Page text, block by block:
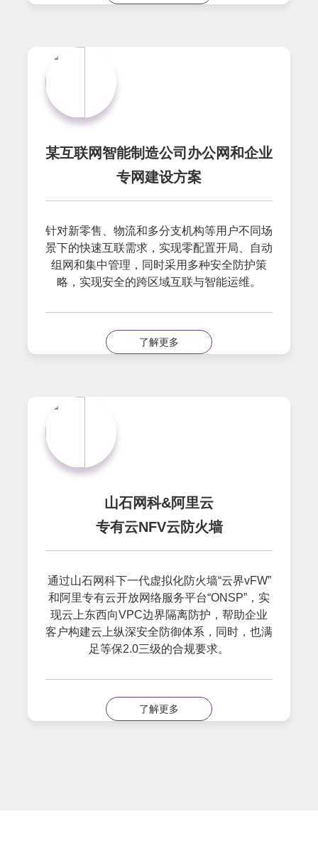
某互联网智能制造公司办公网和企业
专网建设方案
针对新零售、物流和多分支机构等用户不同场
景下的快速互联需求，实现零配置开局、自动
组网和集中管理，同时采用多种安全防护策
略，实现安全的跨区域互联与智能运维。
了解更多
山石网科&阿里云
专有云NFV云防火墙
通过山石网科下一代虚拟化防火墙“云界vFW”
和阿里专有云开放网络服务平台“ONSP”，实
现云上东西向VPC边界隔离防护，帮助企业
客户构建云上纵深安全防御体系，同时，也满
足等保2.0三级的合规要求。
了解更多